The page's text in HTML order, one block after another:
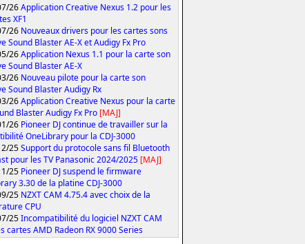
26Application Creative Nexus 1.2 pour les
XF1
26 Nouveaux drivers pour les cartes sons
Sound Blaster AE-X et Audigy Fx Pro
26Application Nexus 1.1 pour la carte son
Sound Blaster AE-X
26 Nouveau pilote pour la carte son
Sound Blaster Audigy Rx
26Application Creative Nexus pour la carte
Blaster Audigy Fx Pro [MAJ]
26 Pioneer DJ continue de travailler sur la
OneLibrary pour la CDJ-3000
25Support du protocole sans fil Bluetooth
pour les TV Panasonic 2024/2025 [MAJ]
25 Pioneer DJ suspend le firmware
3.30 de la platine CDJ-3000
25 NZXT CAM 4.75.4 avec choix de la
CPU
25Incompatibilité du logiciel NZXT CAM
cartes AMD Radeon RX 9000 Series